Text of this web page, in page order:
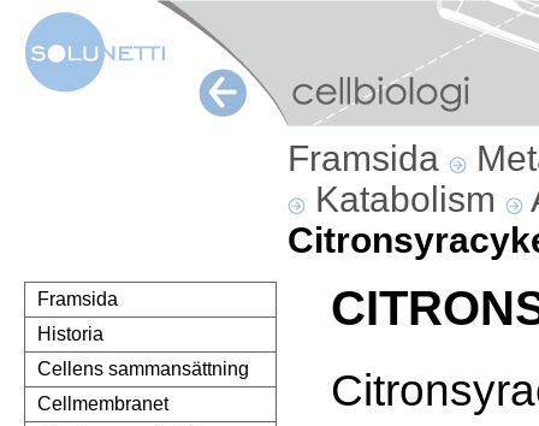
Framsida
Katabolism
Framsida
Historia
Cellens sammansättning
Cellmembranet